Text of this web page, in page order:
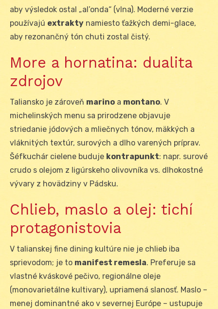
aby výsledok ostal „al’onda“ (vlna). Moderné verzie
používajú extrakty namiesto ťažkých demi-glace,
aby rezonančný tón chuti zostal čistý.
More a hornatina: dualita
zdrojov
Taliansko je zároveň marino a montano. V
michelinských menu sa prirodzene objavuje
striedanie jódových a mliečnych tónov, mäkkých a
vláknitých textúr, surových a dlho varených príprav.
Šéfkuchár cielene buduje kontrapunkt: napr. surové
crudo s olejom z ligúrskeho olivovníka vs. dlhokostné
vývary z hovädziny v Pádsku.
Chlieb, maslo a olej: tichí
protagonistovia
V talianskej fine dining kultúre nie je chlieb iba
sprievodom; je to manifest remesla. Preferuje sa
vlastné kváskové pečivo, regionálne oleje
(monovarietálne kultivary), upriamená slanosť. Maslo –
menej dominantné ako v severnej Európe – ustupuje